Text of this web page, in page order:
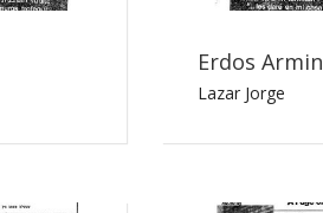
Erdos Armin
Lazar Jorge